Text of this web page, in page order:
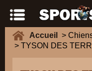
Accueil >
> TYSON DES